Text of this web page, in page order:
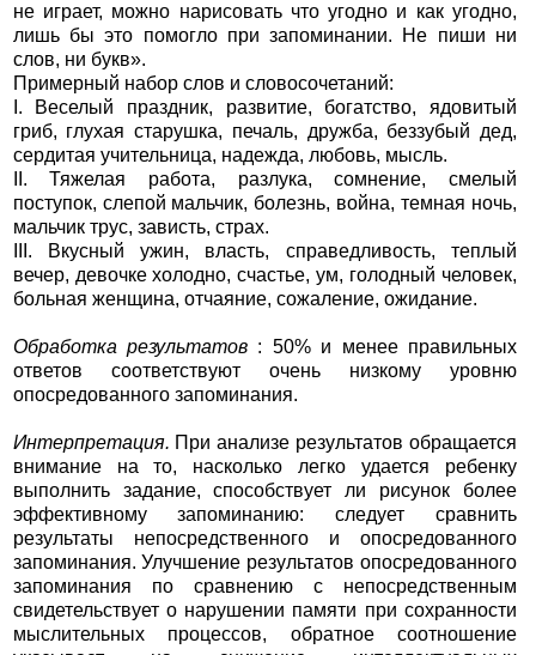
не играет, можно нарисовать что угодно и как угодно,
лишь бы это помогло при запоминании. Не пиши ни
слов, ни букв».
Примерный набор слов и словосочетаний:
I. Веселый праздник, развитие, богатство, ядовитый
гриб, глухая старушка, печаль, дружба, беззубый дед,
сердитая учительница, надежда, любовь, мысль.
II. Тяжелая работа, разлука, сомнение, смелый
поступок, слепой мальчик, болезнь, война, темная ночь,
мальчик трус, зависть, страх.
III. Вкусный ужин, власть, справедливость, теплый
вечер, девочке холодно, счастье, ум, голодный человек,
больная женщина, отчаяние, сожаление, ожидание.
Обработка результатов : 50% и менее правильных
ответов соответствуют очень низкому уровню
опосредованного запоминания.
Интерпретация. При анализе результатов обращается
внимание на то, насколько легко удается ребенку
выполнить задание, способствует ли рисунок более
эффективному запоминанию: следует сравнить
результаты непосредственного и опосредованного
запоминания. Улучшение результатов опосредованного
запоминания по сравнению с непосредственным
свидетельствует о нарушении памяти при сохранности
мыслительных процессов, обратное соотношение